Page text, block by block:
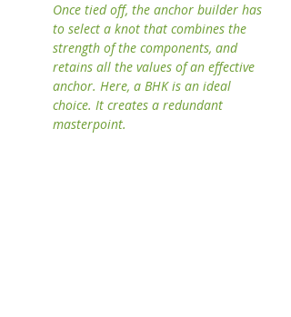
Once tied off, the anchor builder has
to select a knot that combines the
strength of the components, and
retains all the values of an effective
anchor. Here, a BHK is an ideal
choice. It creates a redundant
masterpoint.